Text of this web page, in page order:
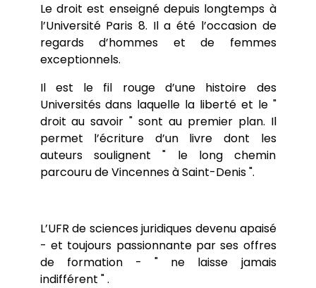
2025
S’inscrire en doctorat
International
Programme européen ERASMUS
Système européen de transferts de crédits
Vie étudiante
Les élus étudiants du conseil d’UFR
Les associations étudiantes et le BDE
Vie universitaire
Sport
Actualités
Le droit est enseigné depuis longtemps à
l’Université Paris 8. Il a été l’occasion de
regards d’hommes et de femmes
exceptionnels.
Il est le fil rouge d’une histoire des
Universités dans laquelle la liberté et le "
droit au savoir " sont au premier plan. Il
permet l’écriture d’un livre dont les
auteurs soulignent " le long chemin
parcouru de Vincennes à Saint-Denis ".
L’UFR de sciences juridiques devenu apaisé
- et toujours passionnante par ses offres
de formation - " ne laisse jamais
indifférent " .